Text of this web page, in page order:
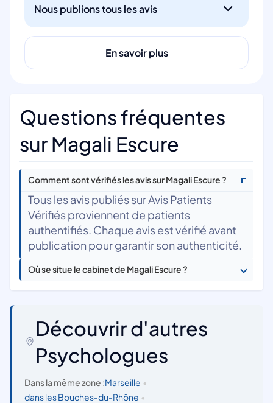
Nous publions tous les avis
En savoir plus
Questions fréquentes
sur Magali Escure
Comment sont vérifiés les avis sur Magali Escure ?
Tous les avis publiés sur Avis Patients
Vérifiés proviennent de patients
authentifiés. Chaque avis est vérifié avant
publication pour garantir son authenticité.
Où se situe le cabinet de Magali Escure ?
Découvrir d'autres
Psychologues
Dans la même zone :Marseille •
dans les Bouches-du-Rhône •